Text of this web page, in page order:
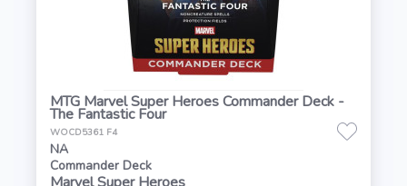
MTG Marvel Super Heroes Commander Deck -
The Fantastic Four
WOCD5361 F4
NA
Commander Deck
Marvel Super Heroes